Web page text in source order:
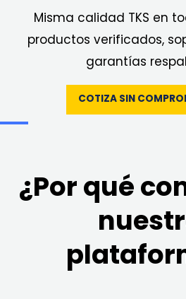
Misma calidad TKS en
productos verificados,
garantías
COTIZA SIN
¿Por qué